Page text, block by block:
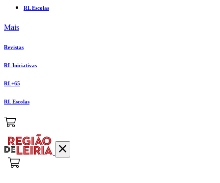
RL Escolas
Mais
Revistas
RL Iniciativas
RL+65
RL Escolas